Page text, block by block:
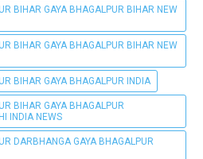
BIHAR GAYA BHAGALPUR BIHAR NEW
BIHAR GAYA BHAGALPUR BIHAR NEW
BIHAR GAYA BHAGALPUR INDIA
BIHAR GAYA BHAGALPUR
INDIA NEWS
DARBHANGA GAYA BHAGALPUR